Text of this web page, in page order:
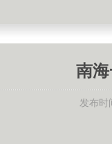
南海
发布时